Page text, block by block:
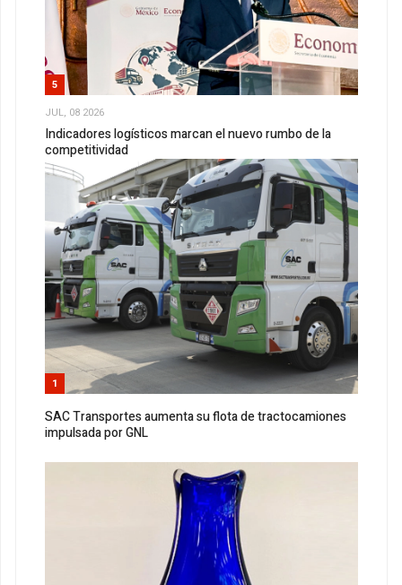
5
JUL, 08 2026
Indicadores logísticos marcan el nuevo rumbo de la
competitividad
1
SAC Transportes aumenta su flota de tractocamiones
impulsada por GNL